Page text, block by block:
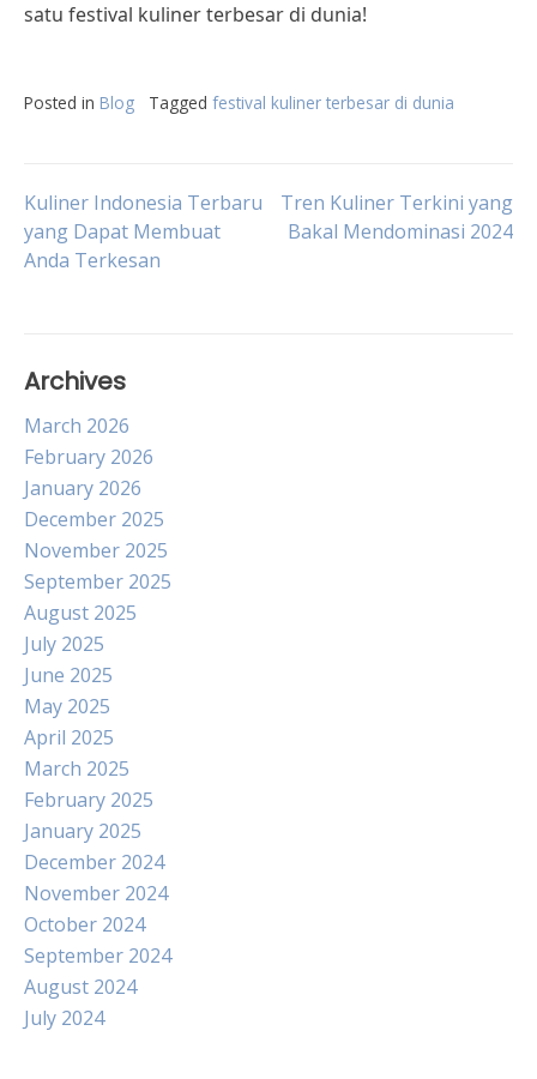
satu festival kuliner terbesar di dunia!
Posted in Blog Tagged festival kuliner terbesar di dunia
Post
navigation
Kuliner Indonesia Terbaru
yang Dapat Membuat
Anda Terkesan
Tren Kuliner Terkini yang
Bakal Mendominasi 2024
Archives
March 2026
February 2026
January 2026
December 2025
November 2025
September 2025
August 2025
July 2025
June 2025
May 2025
April 2025
March 2025
February 2025
January 2025
December 2024
November 2024
October 2024
September 2024
August 2024
July 2024